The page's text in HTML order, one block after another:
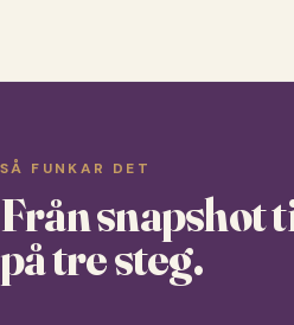
SÅ FUNKAR DET
Från snapshot
på tre steg.